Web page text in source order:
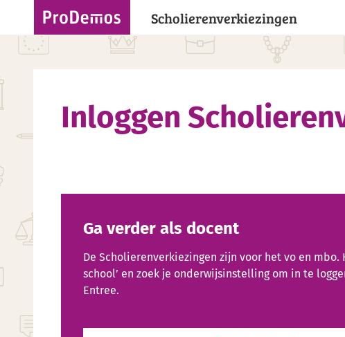
Scholierenverkiezingen
Inloggen
Ga verder als docent
De Scholierenverkiezingen zijn voor het vo en mbo.
school’ en zoek je onderwijsinstelling om in te
Entree.